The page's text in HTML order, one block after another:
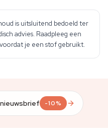
is uitsluitend bedoeld ter
advies. Raadpleeg een
je een stof gebruikt.
-10%